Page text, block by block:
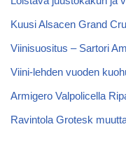
Kuusi Alsacen Grand
Viinisuositus – Sartori
Viini-lehden vuoden
Armigero Valpolicella
Ravintola Grotesk